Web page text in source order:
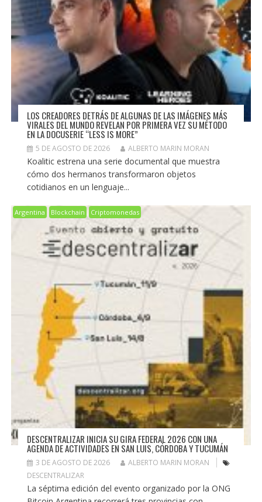
LOS CREADORES DETRÁS DE ALGUNAS DE LAS IMÁGENES MÁS
VIRALES DEL MUNDO REVELAN POR PRIMERA VEZ SU MÉTODO
EN LA DOCUSERIE “LESS IS MORE”
5 DE AGOSTO DE 2026 ALBERTO MARIN MORAN
Koalitic estrena una serie documental que muestra
cómo dos hermanos transformaron objetos
cotidianos en un lenguaje...
Argentina Blockchain Criptomonedas
DESCENTRALIZAR INICIA SU GIRA FEDERAL 2026 CON UNA
AGENDA DE ACTIVIDADES EN SAN LUIS, CÓRDOBA Y TUCUMÁN
3 DE AGOSTO DE 2026
ALBERTO MARIN MORAN
DESCENTRALIZAR
La séptima edición del evento organizado por la ONG